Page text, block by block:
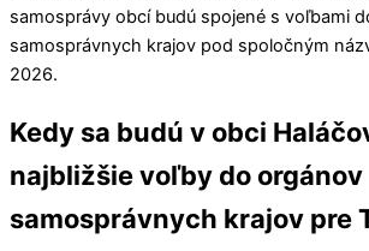
samosprávy obcí budú spojené s voľbami
samosprávnych krajov pod spoločným
2026.
Kedy sa budú v obci
najbližšie voľby do orgánov
samosprávnych krajov pre